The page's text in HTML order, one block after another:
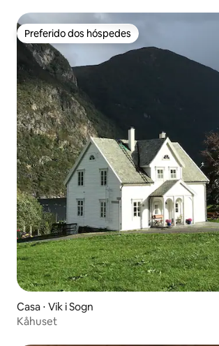
Preferido dos hóspedes
Preferido dos hóspedes
Casa ⋅ Vik i Sogn
Kåhuset